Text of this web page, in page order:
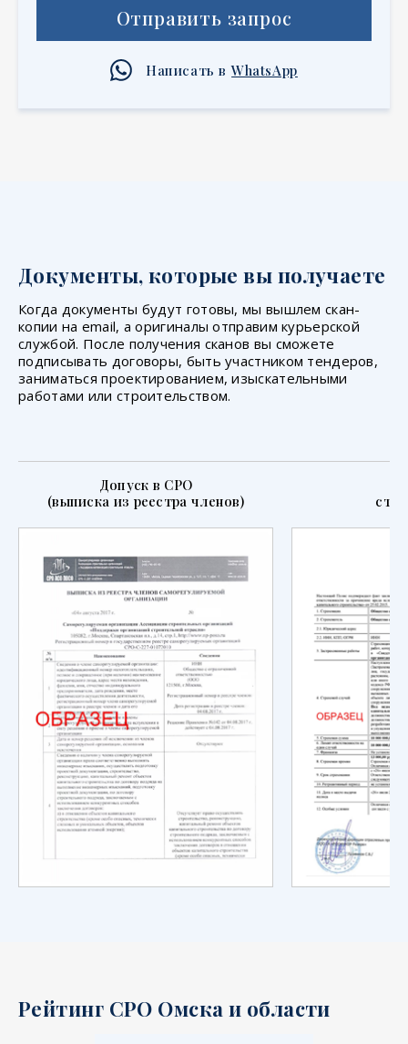
Отправить запрос
Написать в WhatsApp
Документы, которые вы получаете
Когда документы будут готовы, мы вышлем скан-
копии на email, а оригиналы отправим курьерской
службой. После получения сканов вы сможете
подписывать договоры, быть участником тендеров,
заниматься проектированием, изыскательными
работами или строительством.
Допуск в СРО
(выписка из реестра членов)
Рейтинг СРО Омска и области